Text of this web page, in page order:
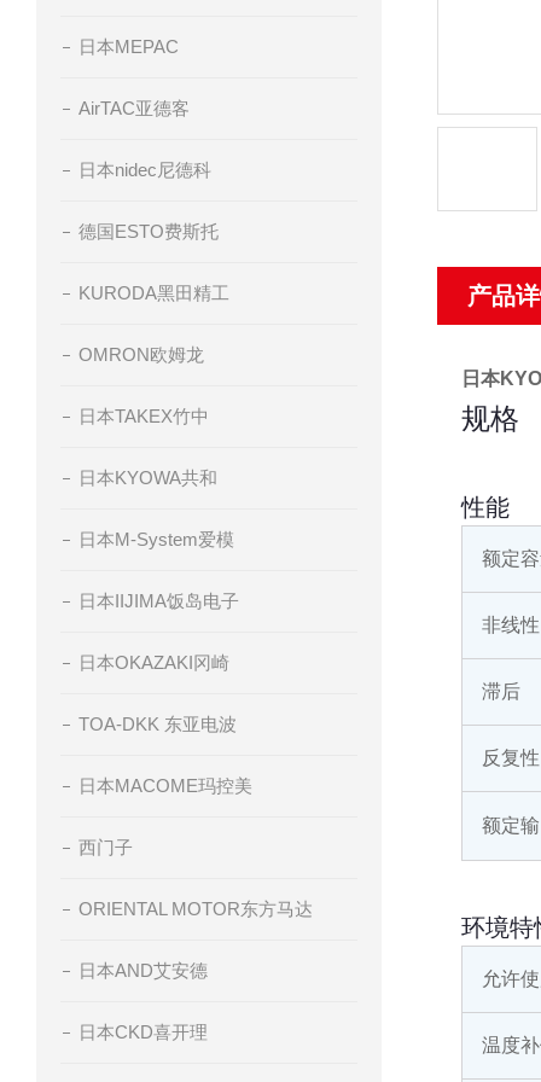
日本MEPAC
AirTAC亚德客
日本nidec尼德科
德国ESTO费斯托
KURODA黑田精工
OMRON欧姆龙
日本TAKEX竹中
日本KYOWA共和
日本M-System爱模
日本IIJIMA饭岛电子
日本OKAZAKI冈崎
TOA-DKK 东亚电波
日本MACOME玛控美
西门子
ORIENTAL MOTOR东方马达
日本AND艾安德
日本CKD喜开理
产品
日本
规格
性能
额定
非线性
滞后
反复性
额定
环境特
允许
温度